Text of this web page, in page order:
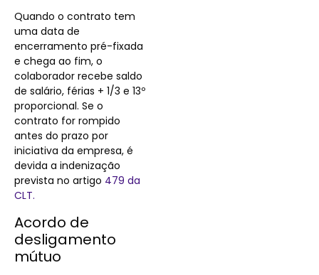
Quando o contrato tem
uma data de
encerramento pré-fixada
e chega ao fim, o
colaborador recebe saldo
de salário, férias + 1/3 e 13º
proporcional. Se o
contrato for rompido
antes do prazo por
iniciativa da empresa, é
devida a indenização
prevista no artigo 479 da
CLT.
Acordo de
desligamento
mútuo